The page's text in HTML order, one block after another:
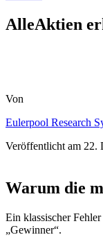
AlleAktien
Von
Eulerpool Research
Veröffentlicht am 22.
Warum die
Ein klassischer
„Gewinner“.